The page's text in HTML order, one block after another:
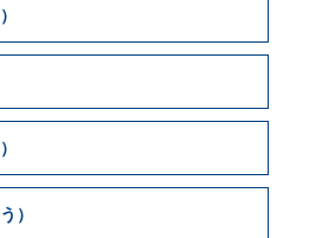
）